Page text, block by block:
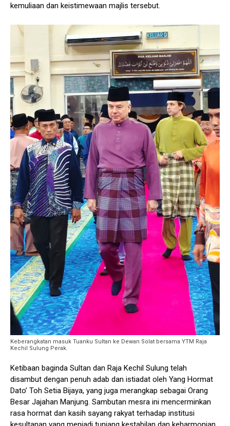
kemuliaan dan keistimewaan majlis tersebut.
Keberangkatan masuk Tuanku Sultan ke Dewan Solat bersama YTM Raja
Kechil Sulung Perak.
Ketibaan baginda Sultan dan Raja Kechil Sulung telah
disambut dengan penuh adab dan istiadat oleh Yang Hormat
Dato’ Toh Setia Bijaya, yang juga merangkap sebagai Orang
Besar Jajahan Manjung. Sambutan mesra ini mencerminkan
rasa hormat dan kasih sayang rakyat terhadap institusi